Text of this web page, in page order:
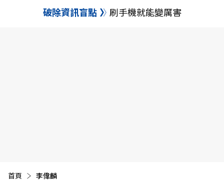
破除資訊盲點 刷手機就能變厲害
首頁 目前頁面：
李偉麟